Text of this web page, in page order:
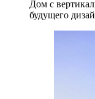
Дом с
будущего